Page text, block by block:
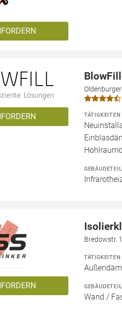
BlowFill
TÄTIGKEITEN
Bredowstr.
TÄTIGKEITEN
Wand /